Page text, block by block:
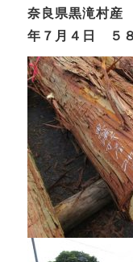
奈良県黒滝村
年７月４日 ５